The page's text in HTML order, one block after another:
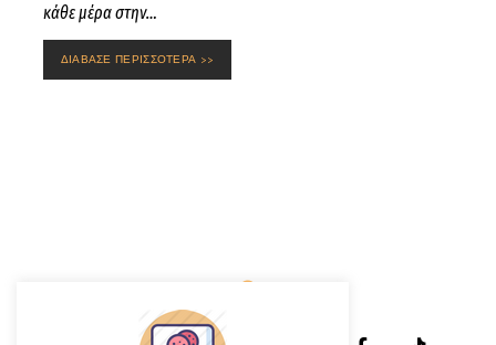
κάθε μέρα στην…
ΔΙΑΒΑΣΕ ΠΕΡΙΣΣΟΤΕΡΑ >>